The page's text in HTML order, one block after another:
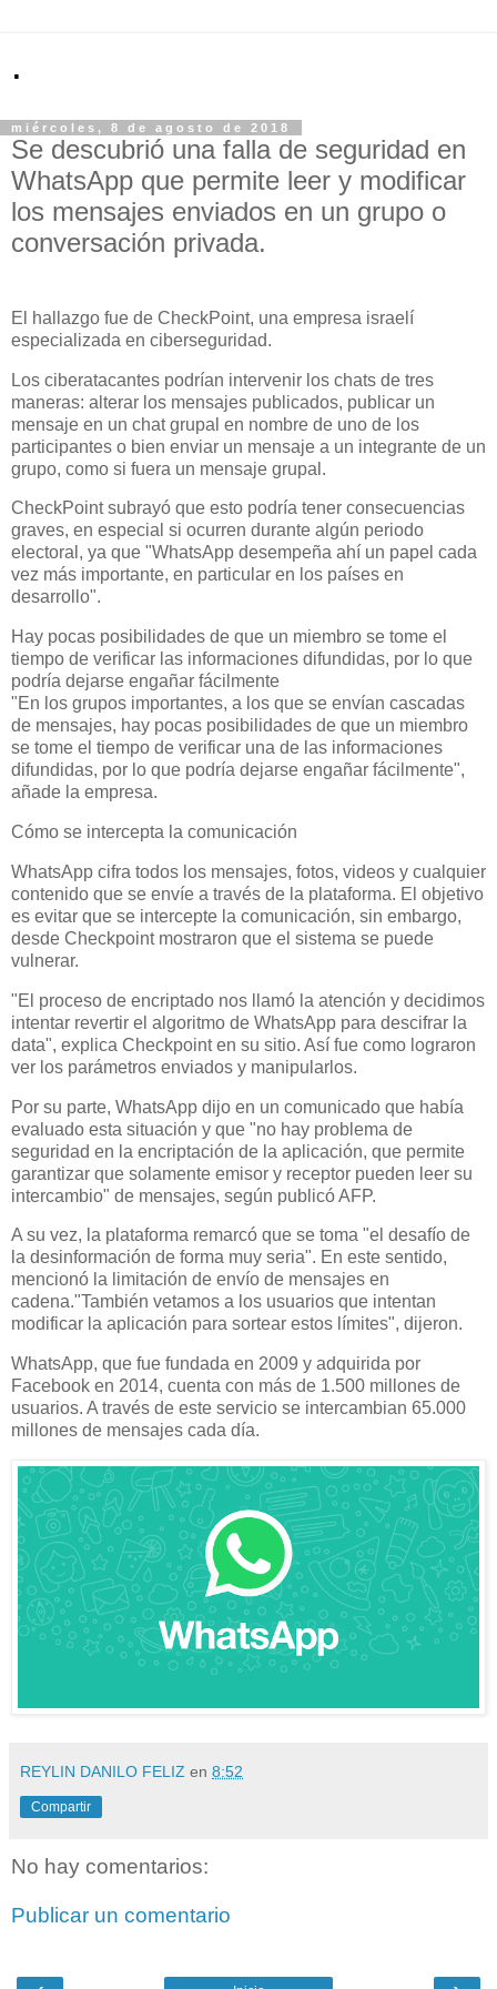
.
miércoles, 8 de agosto de 2018
Se descubrió una falla de seguridad en
WhatsApp que permite leer y modificar
los mensajes enviados en un grupo o
conversación privada.
El hallazgo fue de CheckPoint, una empresa israelí
especializada en ciberseguridad.
Los ciberatacantes podrían intervenir los chats de tres
maneras: alterar los mensajes publicados, publicar un
mensaje en un chat grupal en nombre de uno de los
participantes o bien enviar un mensaje a un integrante de un
grupo, como si fuera un mensaje grupal.
CheckPoint subrayó que esto podría tener consecuencias
graves, en especial si ocurren durante algún periodo
electoral, ya que "WhatsApp desempeña ahí un papel cada
vez más importante, en particular en los países en
desarrollo".
Hay pocas posibilidades de que un miembro se tome el
tiempo de verificar las informaciones difundidas, por lo que
podría dejarse engañar fácilmente
"En los grupos importantes, a los que se envían cascadas
de mensajes, hay pocas posibilidades de que un miembro
se tome el tiempo de verificar una de las informaciones
difundidas, por lo que podría dejarse engañar fácilmente",
añade la empresa.
Cómo se intercepta la comunicación
WhatsApp cifra todos los mensajes, fotos, videos y cualquier
contenido que se envíe a través de la plataforma. El objetivo
es evitar que se intercepte la comunicación, sin embargo,
desde Checkpoint mostraron que el sistema se puede
vulnerar.
"El proceso de encriptado nos llamó la atención y decidimos
intentar revertir el algoritmo de WhatsApp para descifrar la
data", explica Checkpoint en su sitio. Así fue como lograron
ver los parámetros enviados y manipularlos.
Por su parte, WhatsApp dijo en un comunicado que había
evaluado esta situación y que "no hay problema de
seguridad en la encriptación de la aplicación, que permite
garantizar que solamente emisor y receptor pueden leer su
intercambio" de mensajes, según publicó AFP.
A su vez, la plataforma remarcó que se toma "el desafío de
la desinformación de forma muy seria". En este sentido,
mencionó la limitación de envío de mensajes en
cadena."También vetamos a los usuarios que intentan
modificar la aplicación para sortear estos límites", dijeron.
WhatsApp, que fue fundada en 2009 y adquirida por
Facebook en 2014, cuenta con más de 1.500 millones de
usuarios. A través de este servicio se intercambian 65.000
millones de mensajes cada día.
REYLIN DANILO FELIZ en 8:52
Compartir
No hay comentarios:
Publicar un comentario